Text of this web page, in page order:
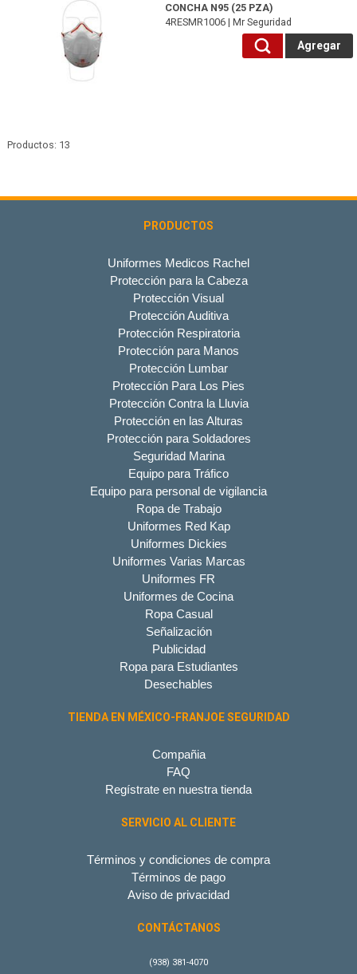
CONCHA N95 (25 PZA)
4RESMR1006 | Mr Seguridad
Agregar
Productos: 13
PRODUCTOS
Uniformes Medicos Rachel
Protección para la Cabeza
Protección Visual
Protección Auditiva
Protección Respiratoria
Protección para Manos
Protección Lumbar
Protección Para Los Pies
Protección Contra la Lluvia
Protección en las Alturas
Protección para Soldadores
Seguridad Marina
Equipo para Tráfico
Equipo para personal de vigilancia
Ropa de Trabajo
Uniformes Red Kap
Uniformes Dickies
Uniformes Varias Marcas
Uniformes FR
Uniformes de Cocina
Ropa Casual
Señalización
Publicidad
Ropa para Estudiantes
Desechables
TIENDA EN MÉXICO-FRANJOE SEGURIDAD
Compañia
FAQ
Regístrate en nuestra tienda
SERVICIO AL CLIENTE
Términos y condiciones de compra
Términos de pago
Aviso de privacidad
CONTÁCTANOS
(938) 381-4070